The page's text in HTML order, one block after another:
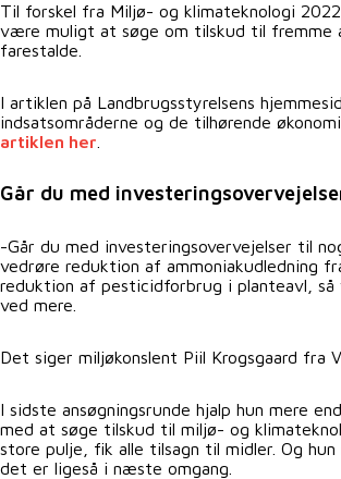
Til forskel fra Miljø- og klimateknologi
være muligt at søge om tilskud til fremme
farestalde.
I artiklen på Landbrugsstyrelsens
indsatsområderne og de tilhørende
artiklen her
Går du med
-Går du med investeringsovervejelser til
vedrøre reduktion af ammoniakudledning
reduktion af pesticidforbrug i planteavl,
ved mere.
Det siger miljøkonslent Piil Krogsgaard fra
I sidste ansøgningsrunde hjalp hun mere
med at søge tilskud til miljø- og
store pulje, fik alle tilsagn til midler. Og
det er ligeså i næste omgang.